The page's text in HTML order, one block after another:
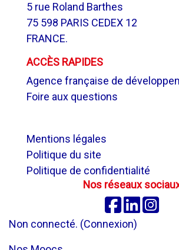
5 rue Roland Barthes
75 598 PARIS CEDEX 12
FRANCE.
ACCÈS RAPIDES
Agence française de
Foire aux questions
Mentions légales
Politique du site
Politique de confidentialité
Nos réseaux
Facebook
Linkedin
Non connecté. (Connexion)